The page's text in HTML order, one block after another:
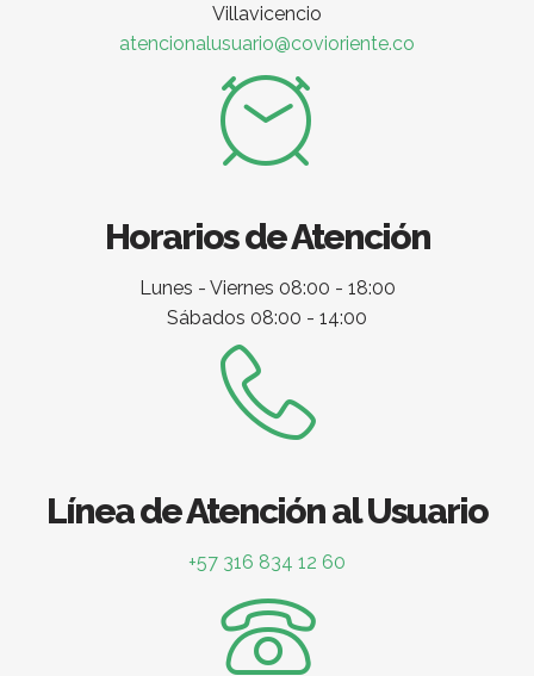
Villavicencio
atencionalusuario@covioriente.co
Horarios de Atención
Lunes - Viernes 08:00 - 18:00
Sábados 08:00 - 14:00
Línea de Atención al Usuario
+57 316 834 12 60